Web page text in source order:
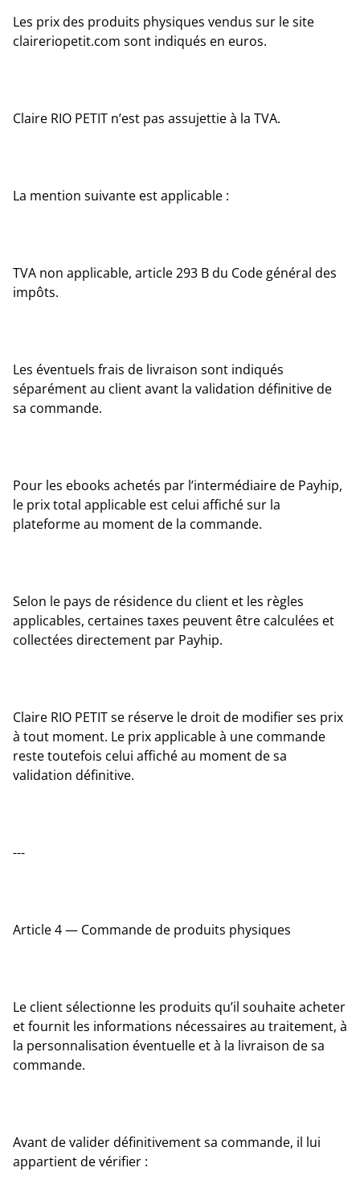
Les prix des produits physiques vendus sur le site
claireriopetit.com sont indiqués en euros.
Claire RIO PETIT n’est pas assujettie à la TVA.
La mention suivante est applicable :
TVA non applicable, article 293 B du Code général des
impôts.
Les éventuels frais de livraison sont indiqués
séparément au client avant la validation définitive de
sa commande.
Pour les ebooks achetés par l’intermédiaire de Payhip,
le prix total applicable est celui affiché sur la
plateforme au moment de la commande.
Selon le pays de résidence du client et les règles
applicables, certaines taxes peuvent être calculées et
collectées directement par Payhip.
Claire RIO PETIT se réserve le droit de modifier ses prix
à tout moment. Le prix applicable à une commande
reste toutefois celui affiché au moment de sa
validation définitive.
---
Article 4 — Commande de produits physiques
Le client sélectionne les produits qu’il souhaite acheter
et fournit les informations nécessaires au traitement, à
la personnalisation éventuelle et à la livraison de sa
commande.
Avant de valider définitivement sa commande, il lui
appartient de vérifier :